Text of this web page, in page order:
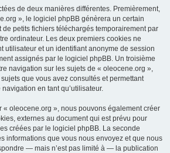
de deux manières différentes. Premièrement,
», le logiciel phpBB génèrera un certain
petits fichiers téléchargés temporairement par
ordinateur. Les deux premiers cookies ne
utilisateur et un identifiant anonyme de session
assignés par le logiciel phpBB. Un troisième
navigation sur les sujets de « oleocene.org »,
que vous avez consultés et permettant
en tant qu’utilisateur.
« oleocene.org », nous pouvons également créer
externes au document qui est prévu pour
créées par le logiciel phpBB. La seconde
informations que vous nous envoyez et que nous
— mais n’est pas limité à — la publication